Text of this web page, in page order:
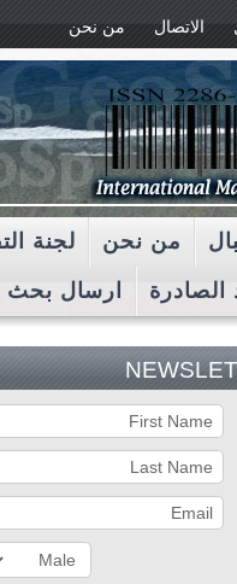
الاتصال من نحن
من نحن لجنة
الصادرة ارسال بحث